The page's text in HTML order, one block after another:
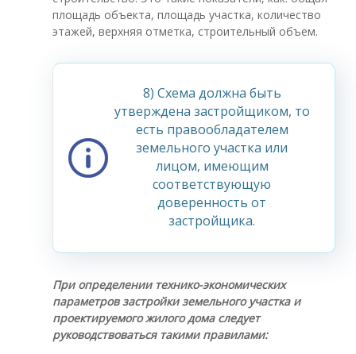
площадь объекта, площадь участка, количество
этажей, верхняя отметка, строительный объем.
8) Схема должна быть
утверждена застройщиком, то
есть правообладателем
земельного участка или
лицом, имеющим
соответствующую
доверенность от
застройщика.
При определении технико-экономических
параметров застройки земельного участка и
проектируемого жилого дома следует
руководствоваться такими правилами: